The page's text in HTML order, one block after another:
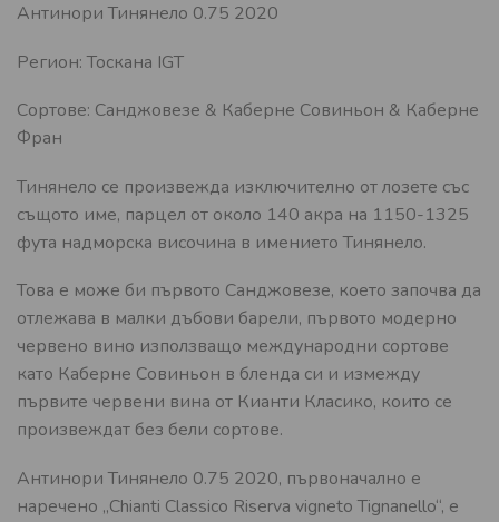
Антинори Тинянело 0.75 2020
Регион: Тоскана IGT
Сортове: Санджовезе & Каберне Совиньон & Каберне
Фран
Тинянело се произвежда изключително от лозете със
същото име, парцел от около 140 акра на 1150-1325
фута надморска височина в имението Тинянело.
Това е може би първото Санджовезе, което започва да
отлежава в малки дъбови барели, първото модерно
червено вино използващо международни сортове
като Каберне Совиньон в бленда си и измежду
първите червени вина от Кианти Класико, които се
произвеждат без бели сортове.
Антинори Тинянело 0.75 2020, първоначално е
наречено „Chianti Classico Riserva vigneto Tignanello“, е